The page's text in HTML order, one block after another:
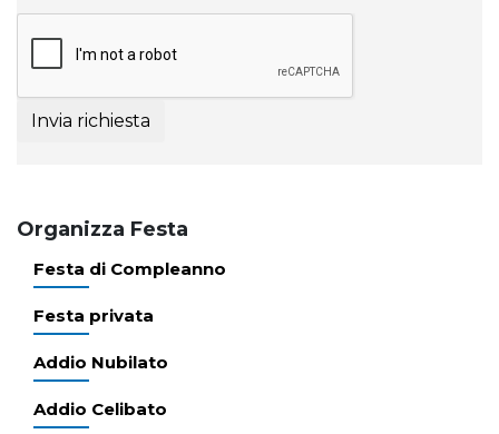
Invia richiesta
Organizza Festa
Festa di Compleanno
Festa privata
Addio Nubilato
Addio Celibato